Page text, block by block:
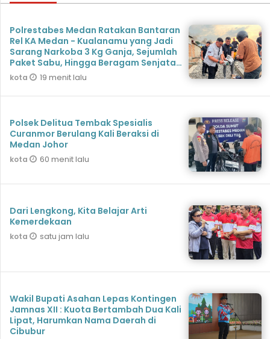
Polrestabes Medan Ratakan Bantaran
Rel KA Medan - Kualanamu yang Jadi
Sarang Narkoba 3 Kg Ganja, Sejumlah
Paket Sabu, Hingga Beragam Senjata
Disita
kota 19 menit lalu
Polsek Delitua Tembak Spesialis
Curanmor Berulang Kali Beraksi di
Medan Johor
kota 60 menit lalu
Dari Lengkong, Kita Belajar Arti
Kemerdekaan
kota satu jam lalu
Wakil Bupati Asahan Lepas Kontingen
Jamnas XII : Kuota Bertambah Dua Kali
Lipat, Harumkan Nama Daerah di
Cibubur